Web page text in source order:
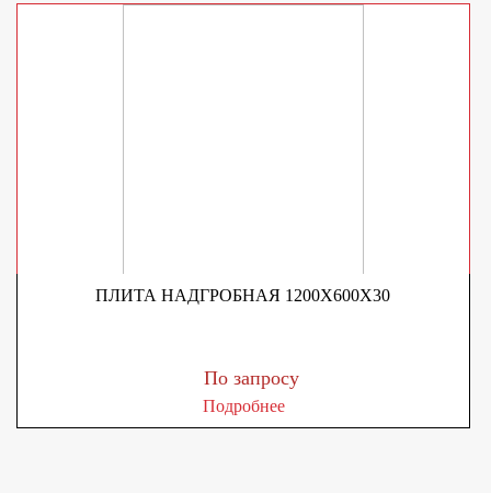
ПЛИТА НАДГРОБНАЯ 1200Х600Х30
По запросу
Подробнее